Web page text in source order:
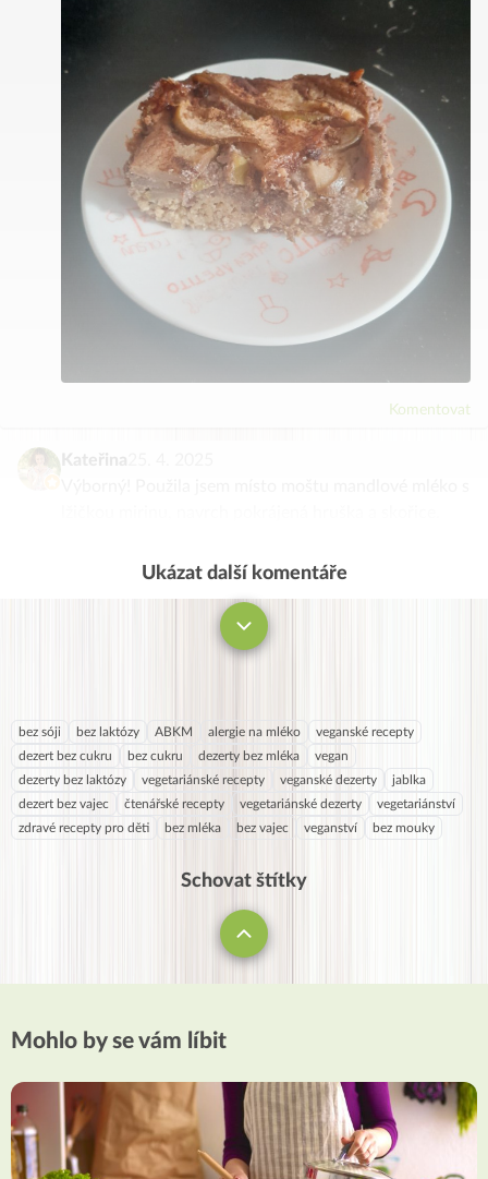
Komentovat
Kateřina
Ukázat další komentáře
bez sóji bez laktózy ABKM alergie na mléko
veganské recepty
dezert bez cukru
bez cukru dezerty bez mléka
vegan
dezerty bez laktózy
vegetariánské recepty veganské dezerty
jablka
dezert bez vajec
čtenářské recepty vegetariánské dezerty
vegetariánství
zdravé recepty pro děti
bez mléka bez vajec veganství bez mouky
Schovat štítky
Mohlo by se vám líbit